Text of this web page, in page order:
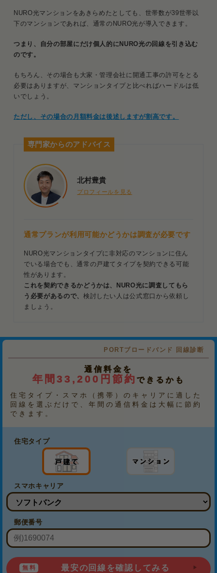
NURO光マンションをあきらめたとしても、世帯数が39世帯以
下のマンションであれば、通常のNURO光が導入できます。
つまり、自分の部屋にだけ個人的にNURO光の回線を引き込む
のです。
もちろん、その場合も大家・管理会社に開通工事の許可をとる
必要はありますが、マンションタイプと比べればハードルは低
いでしょう。
ただし、その場合の月額料金は後述しますが割高です。
専門家からのアドバイス
北村豊貴
プロフィールを見る
通常プランが利用可能かどうかは調査が必要です
NURO光マンションタイプに非対応のマンションに住ん
でいる場合でも、通常の戸建てタイプを契約できる可能
性があります。
これを契約できるかどうかは、NURO光に調査してもら
う必要があるので、 検討したい人は公式窓口から依頼し
ましょう。
PORTブロードバンド 回線診断
通信料金を
年間33,200円節約 できるかも
住宅タイプ・スマホ（携帯）のキャリアに適した
回線を選ぶだけで、年間の通信料金は大幅に節約
できます。
住宅タイプ
スマホキャリア
郵便番号
最安の回線を確認してみる